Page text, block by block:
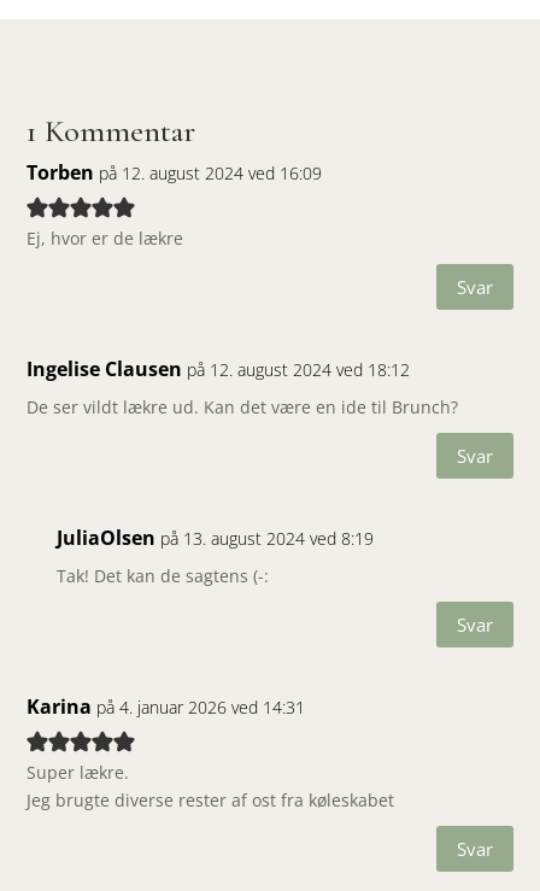
1 Kommentar
Torben på 12. august 2024 ved 16:09
Ej, hvor er de lækre
Svar
Ingelise Clausen på 12. august 2024 ved 18:12
De ser vildt lækre ud. Kan det være en ide til Brunch?
Svar
JuliaOlsen på 13. august 2024 ved 8:19
Tak! Det kan de sagtens (-:
Svar
Karina på 4. januar 2026 ved 14:31
Super lækre.
Jeg brugte diverse rester af ost fra køleskabet
Svar